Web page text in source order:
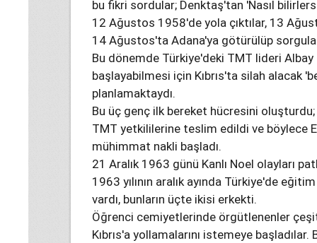
bu fikri sordular; Denktaş'tan 'Nasıl
12 Ağustos 1958'de yola çıktılar, 13
14 Ağustos'ta Adana'ya götürülüp
Bu dönemde Türkiye'deki TMT lideri Albay
başlayabilmesi için Kıbrıs'ta silah alacak
planlamaktaydı.
Bu üç genç ilk bereket hücresini
TMT yetkililerine teslim edildi ve böylece
mühimmat nakli başladı.
21 Aralık 1963 günü Kanlı Noel olayları
1963 yılının aralık ayında Türkiye'de
vardı, bunların üçte ikisi erkekti.
Öğrenci cemiyetlerinde örgütlenenler
Kıbrıs'a yollamalarını istemeye